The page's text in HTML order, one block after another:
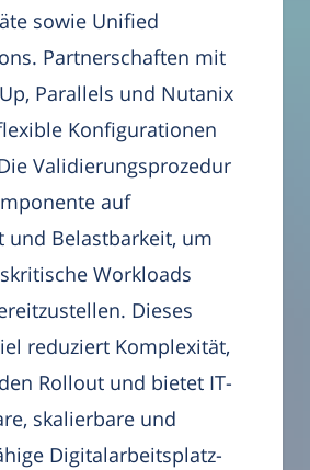
sowie Unified
Partnerschaften mit
Parallels und Nutanix
Konfigurationen
Validierungsprozedur
auf
und Belastbarkeit, um
Workloads
Dieses
reduziert Komplexität,
Rollout und bietet IT-
skalierbare und
Digitalarbeitsplatz-